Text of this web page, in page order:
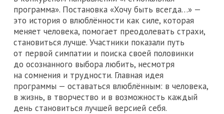
программа». Постановка «Хочу быть всегда…» —
это история о влюблённости как силе, которая
меняет человека, помогает преодолевать страхи,
становиться лучше. Участники показали путь
от первой симпатии и поиска своей половинки
до осознанного выбора любить, несмотря
на сомнения и трудности. Главная идея
программы — оставаться влюблённым: в человека,
в жизнь, в творчество и в возможность каждый
день становиться лучшей версией себя.